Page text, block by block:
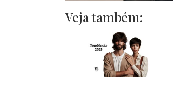
Veja também: